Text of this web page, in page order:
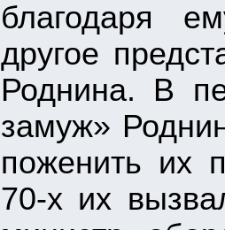
благодаря
другое
Роднина. В
замуж»
поженить их
70-х их